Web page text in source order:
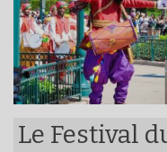
Le Festival